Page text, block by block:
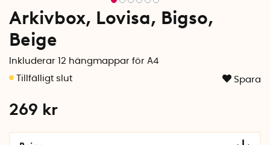
Arkivbox, Lovisa, Bigso,
Beige
Inkluderar 12 hängmappar för A4
Spara
269 kr